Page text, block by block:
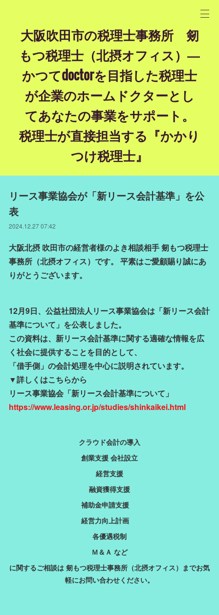
大阪吹田市の税理士事務所 剱
もつ税理士（北摂オフィス）―
かつてdoctorを目指した税理士
が企業のホームドクターとし
てあなたの事業をサポート。
税理士が直接担当する『かかり
つけ税理士』
リース事業協会が「新リース会計基準」を公
表
2024.12.27 07:42
大阪北摂 吹田市の経営者様のよき相談相手 剱もつ税理士
事務所（北摂オフィス）です。 平素はご愛顧賜り誠にあ
りがとうございます。
12月9日、公益社団法人リース事業協会は「新リース会計
基準について」を公表しました。
この資料は、新リース会計基準に関する適確な情報を広
く社会に提供することを目的として、
「借手側」の会計処理を中心に説明されています。
▼詳しくはこちらから
リース事業協会「新リース会計基準について」
https://www.leasing.or.jp/studies/shinkaikei.html
クラウド会計の導入
創業支援 会社設立
経営支援
融資獲得支援
補助金申請支援
経営力向上計画
各優遇税制
Ｍ＆Ａ など
に関するご相談は 剱もつ税理士事務所（北摂オフィス）までお気
軽にお問い合わせください。